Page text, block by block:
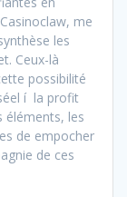
me
les
Ceux-là
possibilité
í la profit
éléments, les
de empocher
de ces